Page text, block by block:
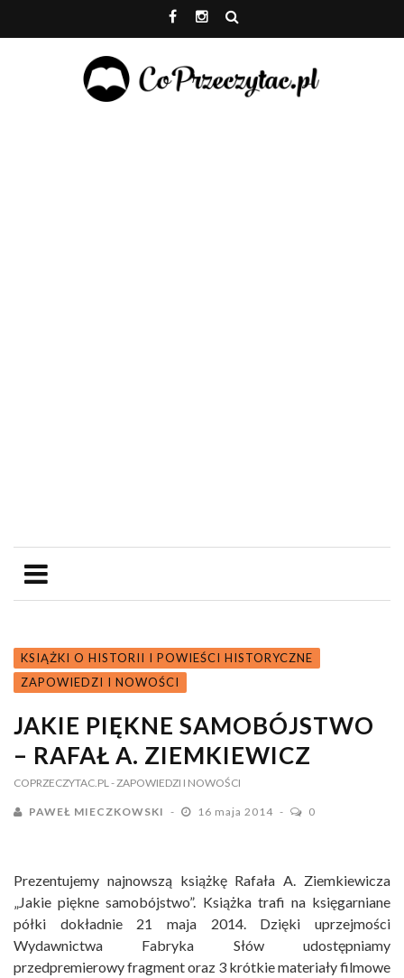
KSIĄŻKI O HISTORII I POWIEŚCI HISTORYCZNE
ZAPOWIEDZI I NOWOŚCI
JAKIE PIĘKNE SAMOBÓJSTWO
– RAFAŁ A. ZIEMKIEWICZ
COPRZECZYTAC.PL - ZAPOWIEDZI I NOWOŚCI
PAWEŁ MIECZKOWSKI 16 maja 2014 0
Prezentujemy najnowszą książkę Rafała A. Ziemkiewicza
„Jakie piękne samobójstwo”. Książka trafi na księgarniane
półki dokładnie 21 maja 2014. Dzięki uprzejmości
Wydawnictwa Fabryka Słów udostępniamy
przedpremierowy fragment oraz 3 krótkie materiały filmowe